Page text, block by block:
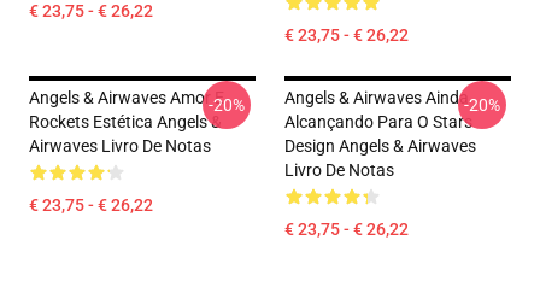
€ 23,75 - € 26,22
€ 23,75 - € 26,22
Angels & Airwaves Amor E
Rockets Estética Angels &
Airwaves Livro De Notas
€ 23,75 - € 26,22
-20%
Angels & Airwaves Ainda
Alcançando Para O Stars
Design Angels & Airwaves
Livro De Notas
€ 23,75 - € 26,22
-20%